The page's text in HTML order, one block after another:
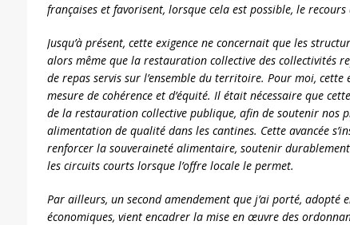
françaises et favorisent, lorsque cela est possible, le
Jusqu’à présent, cette exigence ne concernait que les
alors même que la restauration collective des collectivités
de repas servis sur l’ensemble du territoire. Pour moi, cette
mesure de cohérence et d’équité. Il était nécessaire que
de la restauration collective publique, afin de soutenir nos
alimentation de qualité dans les cantines. Cette avancée
renforcer la souveraineté alimentaire, soutenir
les circuits courts lorsque l’offre locale le permet.
Par ailleurs, un second amendement que j’ai porté, adopté
économiques, vient encadrer la mise en œuvre des